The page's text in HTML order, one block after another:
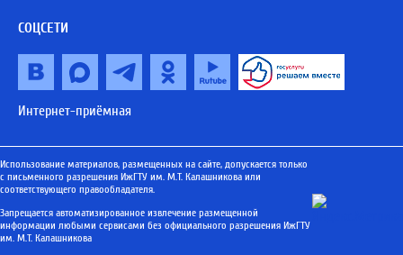
СОЦСЕТИ
Интернет-приёмная
Использование материалов, размещенных на сайте, допускается только
с письменного разрешения ИжГТУ им. М.Т. Калашникова или
соответствующего правообладателя.
Запрещается автоматизированное извлечение размещенной
информации любыми сервисами без официального разрешения ИжГТУ
им. М.Т. Калашникова